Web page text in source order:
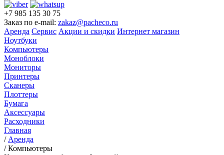
+7 985 135 30 75
Заказ по e-mail: zakaz@pacheco.ru
Аренда Сервис Акции и скидки Интернет магазин
Ноутбуки
Компьютеры
Моноблоки
Мониторы
Принтеры
Сканеры
Плоттеры
Бумага
Аксессуары
Расходники
Главная
/ Аренда
/Компьютеры